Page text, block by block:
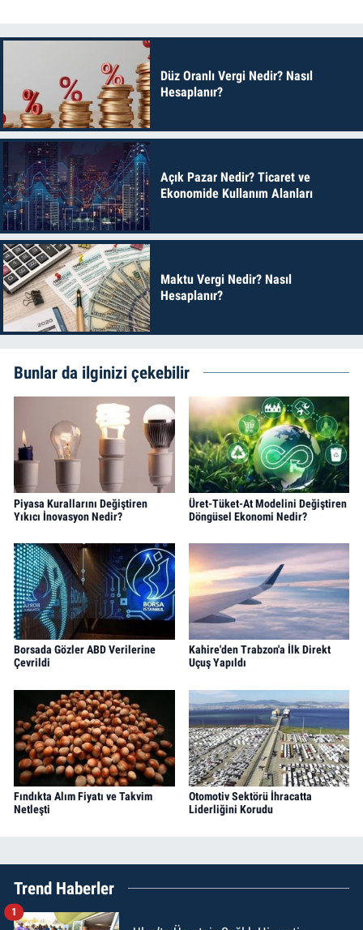
Düz Oranlı Vergi Nedir? Nasıl
Hesaplanır?
Açık Pazar Nedir? Ticaret ve
Ekonomide Kullanım Alanları
Maktu Vergi Nedir? Nasıl
Hesaplanır?
Bunlar da ilginizi çekebilir
Piyasa Kurallarını Değiştiren
Yıkıcı İnovasyon Nedir?
Üret-Tüket-At Modelini Değiştiren
Döngüsel Ekonomi Nedir?
Borsada Gözler ABD Verilerine
Çevrildi
Kahire'den Trabzon'a İlk Direkt
Uçuş Yapıldı
Fındıkta Alım Fiyatı ve Takvim
Netleşti
Otomotiv Sektörü İhracatta
Liderliğini Korudu
Trend Haberler
1